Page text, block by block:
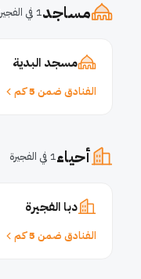
مساجد1 في الفجيرة
مسجد البدية
الفنادق ضمن 5 كم
أحياء1 في الفجيرة
دبا الفجيرة
الفنادق ضمن 5 كم